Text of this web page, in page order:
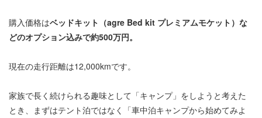
購入価格はベッドキット（agre Bed kit プレミアムモケット）な
どのオプション込みで約500万円。
現在の走行距離は12,000kmです。
家族で長く続けられる趣味として「キャンプ」をしようと考えた
とき、まずはテント泊ではなく「車中泊キャンプから始めてみよ